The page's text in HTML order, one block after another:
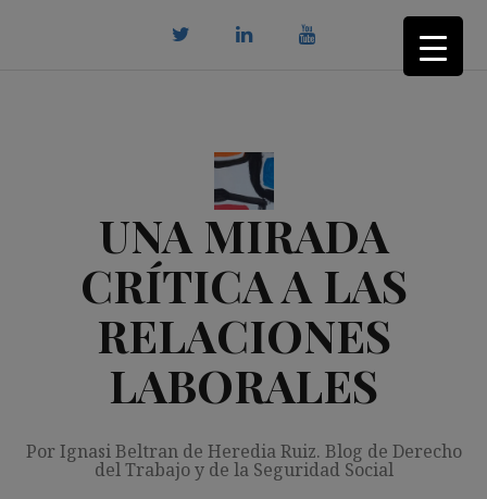
UNA MIRADA
CRÍTICA A LAS
RELACIONES
LABORALES
Por Ignasi Beltran de Heredia Ruiz. Blog de Derecho
del Trabajo y de la Seguridad Social